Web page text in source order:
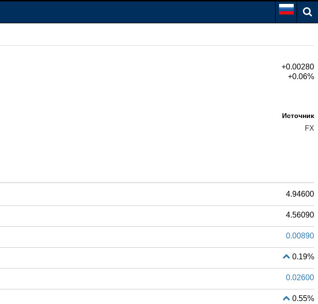
+0.00280
+0.06%
Источник
FX
4.94600
4.56090
0.00890
0.19%
0.02600
0.55%